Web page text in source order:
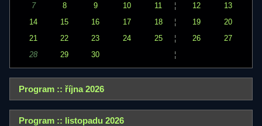
7
8 9 10 11 ¦ 12
13
14
15 16 17 18 ¦ 19
20
21
22 23 24 25 ¦ 26
27
28
29 30 ¦
Program :: října 2026
Program :: listopadu 2026